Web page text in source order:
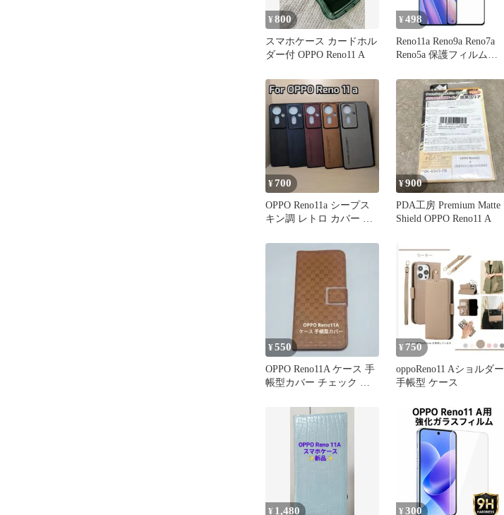
¥800
スマホケース カードホル
ダー付 OPPO Reno11 A
¥ 498
Reno11a Reno9a Reno7a
Reno5a 保護フィルム
ガラスフィルム 人気 強
化ガラス 安い
¥700
OPPO Reno11a シープス
キン調 レトロ カバー ケ
¥900
PDA工房 Premium Matte
Shield OPPO Reno11 A
¥550
OPPO Reno11A ケース 手
帳型カバー チェック キ
¥ 750
oppoReno11 Aショルダー
手帳型 ケース
¥ 1,480 ¥ 300